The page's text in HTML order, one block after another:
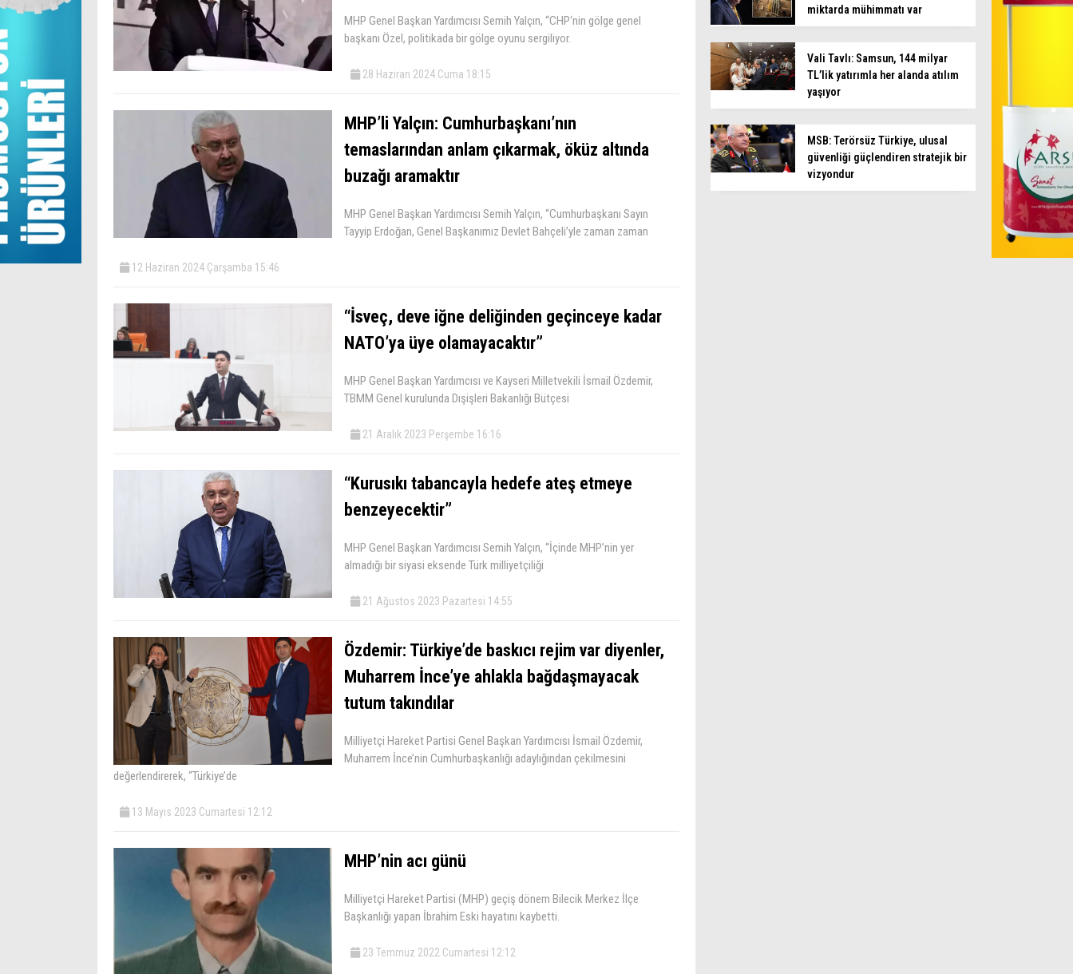
MHP Genel Başkan Yardımcısı Semih Yalçın, “CHP‘nin gölge genel
başkanı Özel, politikada bir gölge oyunu sergiliyor.
28 Haziran 2024 Cuma 18:15
MHP’li Yalçın: Cumhurbaşkanı’nın
temaslarından anlam çıkarmak, öküz altında
buzağı aramaktır
MHP Genel Başkan Yardımcısı Semih Yalçın, “Cumhurbaşkanı Sayın
Tayyip Erdoğan, Genel Başkanımız Devlet Bahçeli’yle zaman zaman
12 Haziran 2024 Çarşamba 15:46
“İsveç, deve iğne deliğinden geçinceye kadar
NATO’ya üye olamayacaktır”
MHP Genel Başkan Yardımcısı ve Kayseri Milletvekili İsmail Özdemir,
TBMM Genel kurulunda Dışişleri Bakanlığı Bütçesi
21 Aralık 2023 Perşembe 16:16
“Kurusıkı tabancayla hedefe ateş etmeye
benzeyecektir”
MHP Genel Başkan Yardımcısı Semih Yalçın, “İçinde MHP’nin yer
almadığı bir siyasi eksende Türk milliyetçiliği
21 Ağustos 2023 Pazartesi 14:55
Özdemir: Türkiye’de baskıcı rejim var diyenler,
Muharrem İnce’ye ahlakla bağdaşmayacak
tutum takındılar
Milliyetçi Hareket Partisi Genel Başkan Yardımcısı İsmail Özdemir,
Muharrem İnce’nin Cumhurbaşkanlığı adaylığından çekilmesini
değerlendirerek, “Türkiye’de
13 Mayıs 2023 Cumartesi 12:12
MHP’nin acı günü
Milliyetçi Hareket Partisi (MHP) geçiş dönem Bilecik Merkez İlçe
Başkanlığı yapan İbrahim Eski hayatını kaybetti.
23 Temmuz 2022 Cumartesi 12:12
miktarda mühimmatı var
Vali Tavlı: Samsun, 144 milyar
TL’lik yatırımla her alanda atılım
yaşıyor
MSB: Terörsüz Türkiye, ulusal
güvenliği güçlendiren stratejik bir
vizyondur